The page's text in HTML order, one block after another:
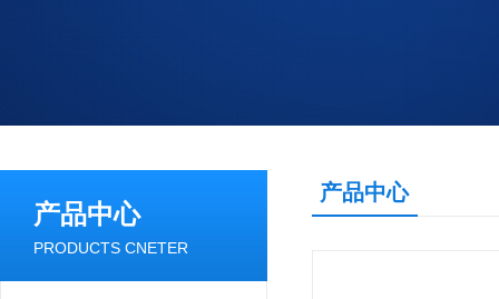
产品中心
PRODUCTS CNETER
产品中心